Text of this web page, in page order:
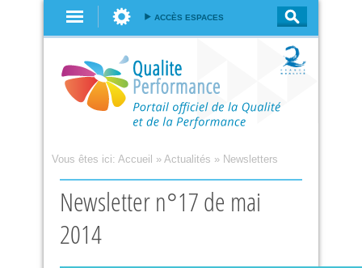
ACCÈS ESPACES
Vous êtes ici: Accueil » Actualités » Newsletters
Newsletter n°17 de mai
2014